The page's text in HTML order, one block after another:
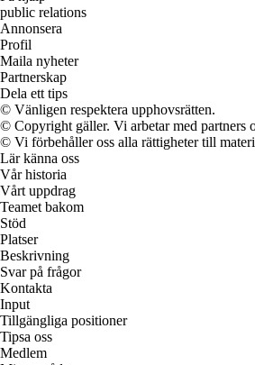
public relations
Annonsera
Profil
Maila nyheter
Partnerskap
Dela ett tips
© Vänligen respektera upphovsrätten.
© Copyright gäller. Vi arbetar med partners
© Vi förbehåller oss alla rättigheter till
Lär känna oss
Vår historia
Vårt uppdrag
Teamet bakom
Stöd
Platser
Beskrivning
Svar på frågor
Kontakta
Input
Tillgängliga positioner
Tipsa oss
Medlem